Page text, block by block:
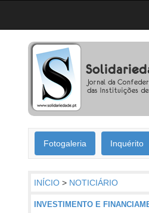
Fotogaleria Inquérito
INÍCIO > NOTICIÁRIO
INVESTIMENTO E